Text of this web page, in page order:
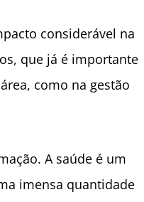
considerável na
que já é importante
como na gestão
A saúde é um
imensa quantidade